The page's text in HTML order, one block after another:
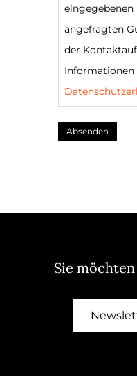
eingegebenen
angefragten
der
Informationen
Absenden
Sie